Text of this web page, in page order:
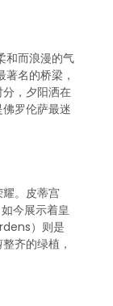
和而浪漫的气
名的桥梁，
，夕阳洒在
罗伦萨最迷
。皮蒂宫
今展示着皇
）则是
齐的绿植，